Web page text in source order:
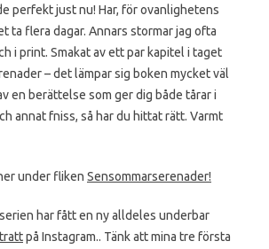
perfekt just nu! Har, för ovanlighetens
ta flera dagar. Annars stormar jag ofta
i print. Smakat av ett par kapitel i taget
– det lämpar sig boken mycket väl
en berättelse som ger dig både tårar i
annat fniss, så har du hittat rätt. Varmt
under fliken Sensommarserenader!
har fått en ny alldeles underbar
på Instagram.. Tänk att mina tre första